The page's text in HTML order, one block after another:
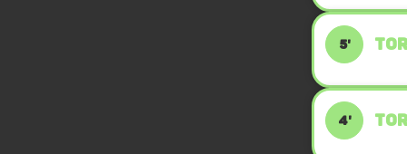
5'
4'